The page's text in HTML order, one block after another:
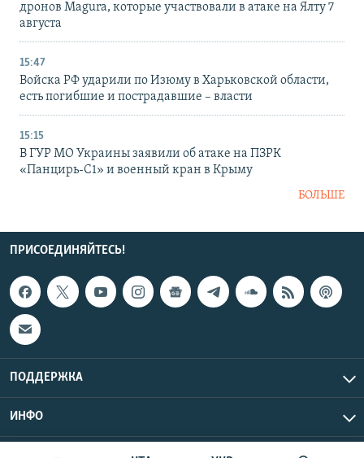
дронов Magura, которые участвовали в атаке на Ялту 7
августа
15:47
Войска РФ ударили по Изюму в Харьковской области,
есть погибшие и пострадавшие – власти
15:15
В ГУР МО Украины заявили об атаке на ПЗРК
«Панцирь-С1» и военный кран в Крыму
БОЛЬШЕ
ПРИСОЕДИНЯЙТЕСЬ!
ПОДДЕРЖКА
ИНФО